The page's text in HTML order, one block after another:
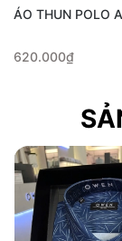
ÁO THUN POLO
620.000₫